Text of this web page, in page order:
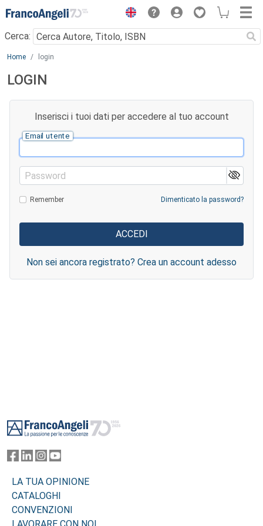
Menu
Cerca:
Main content
Home login
LOGIN
Inserisci i tuoi dati per accedere al tuo account
Email utente
Password
Remember Dimenticato la password?
Non sei ancora registrato? Crea un account adesso
LA TUA OPINIONE
CATALOGHI
CONVENZIONI